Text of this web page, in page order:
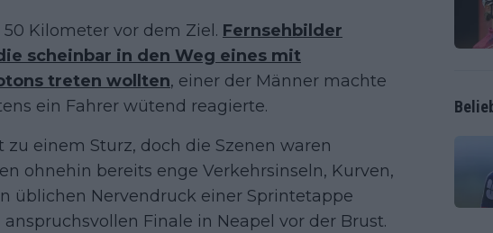
Kilometer vor dem Ziel. Fernsehbilder
scheinbar in den Weg eines mit
treten wollten, einer der Männer machte
ein Fahrer wütend reagierte.
einem Sturz, doch die Szenen waren
ohnehin bereits enge Verkehrsinseln, Kurven,
üblichen Nervendruck einer Sprintetappe
Finale in Neapel vor der Brust.